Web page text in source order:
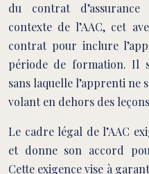
du contrat
contexte de l’AAC, cet
contrat pour inclure
période de formation. Il
sans laquelle l’apprenti ne
volant en dehors des
Le cadre légal de l’AAC
et donne son accord
Cette exigence vise à